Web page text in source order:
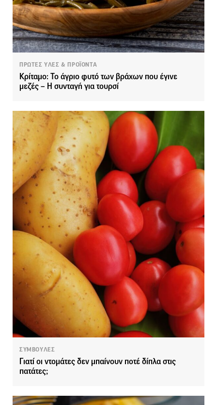
ΠΡΩΤΕΣ ΥΛΕΣ & ΠΡΟΪΟΝΤΑ
Κρίταμο: Το άγριο φυτό των βράχων που έγινε
μεζές – Η συνταγή για τουρσί
ΣΥΜΒΟΥΛΕΣ
Γιατί οι ντομάτες δεν μπαίνουν ποτέ δίπλα στις
πατάτες;